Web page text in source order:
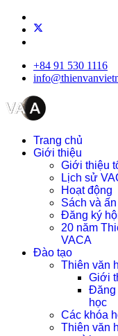
+84 91 530 1116
Trang chủ
Giới thiệu
Giới thiệu
Lịch sử
Hoạt động
Sách và
Đăng ký
20 năm
VACA
Đào tạo
Thiên văn
Giới
Đăng
học
Các khóa
Thiên văn